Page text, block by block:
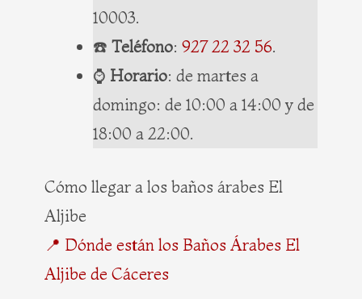
10003.
☎️ Teléfono: 927 22 32 56.
⌚️ Horario: de martes a
domingo: de 10:00 a 14:00 y de
18:00 a 22:00.
Cómo llegar a los baños árabes El
Aljibe
📍 Dónde están los Baños Árabes El
Aljibe de Cáceres